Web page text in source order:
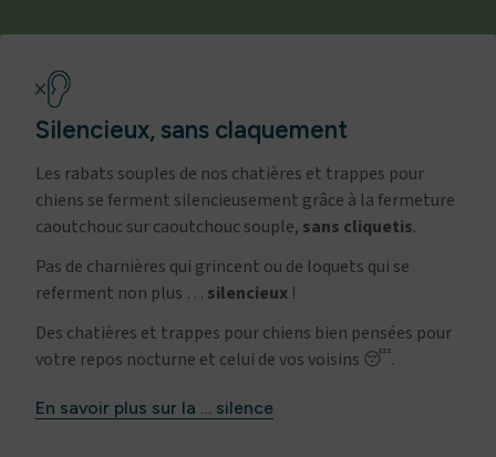
Silencieux, sans claquement
Les rabats souples de nos chatières et trappes pour
chiens se ferment silencieusement grâce à la fermeture
caoutchouc sur caoutchouc souple, sans cliquetis.
Pas de charnières qui grincent ou de loquets qui se
referment non plus … silencieux !
Des chatières et trappes pour chiens bien pensées pour
votre repos nocturne et celui de vos voisins 😴.
En savoir plus sur la … silence